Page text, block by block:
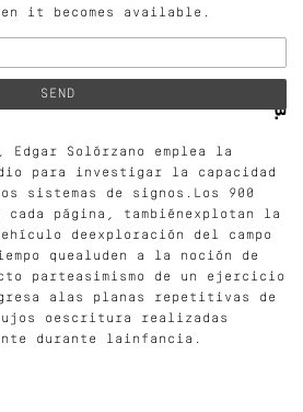
it becomes available.
Solórzano emplea la
para investigar la capacidad
sistemas de signos.Los 900
cada página, tambiénexplotan la
deexploración del campo
quealuden a la noción de
parteasimismo de un ejercicio
alas planas repetitivas de
oescritura realizadas
durante lainfancia.